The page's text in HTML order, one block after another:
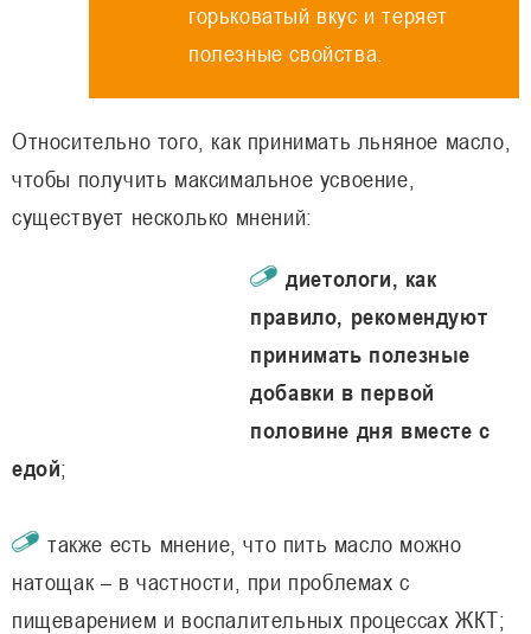
горьковатый вкус и теряет
полезные свойства.
Относительно того, как принимать льняное масло,
чтобы получить максимальное усвоение,
существует несколько мнений:
диетологи, как
правило, рекомендуют
принимать полезные
добавки в первой
половине дня вместе с
едой;
также есть мнение, что пить масло можно
натощак – в частности, при проблемах с
пищеварением и воспалительных процессах ЖКТ;